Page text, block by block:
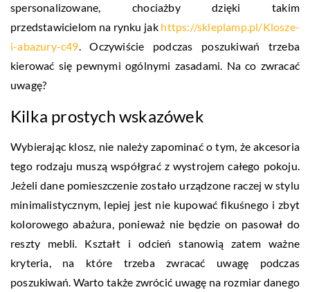
spersonalizowane, chociażby dzięki takim
przedstawicielom na rynku jak https://skleplamp.pl/Klosze-
i-abazury-c49. Oczywiście podczas poszukiwań trzeba
kierować się pewnymi ogólnymi zasadami. Na co zwracać
uwagę?
Kilka prostych wskazówek
Wybierając klosz, nie należy zapominać o tym, że akcesoria
tego rodzaju muszą współgrać z wystrojem całego pokoju.
Jeżeli dane pomieszczenie zostało urządzone raczej w stylu
minimalistycznym, lepiej jest nie kupować fikuśnego i zbyt
kolorowego abażura, ponieważ nie będzie on pasował do
reszty mebli. Kształt i odcień stanowią zatem ważne
kryteria, na które trzeba zwracać uwagę podczas
poszukiwań. Warto także zwrócić uwagę na rozmiar danego